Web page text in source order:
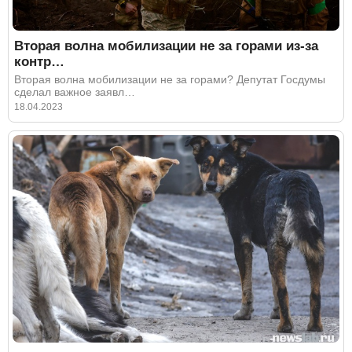
Вторая волна мобилизации не за горами из-за
контр…
Вторая волна мобилизации не за горами? Депутат Госдумы
сделал важное заявл…
18.04.2023